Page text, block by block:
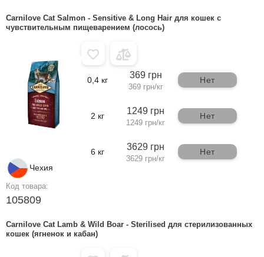
Carnilove Cat Salmon - Sensitive & Long Hair для кошек с
чувствительным пищеварением (лосось)
Чехия
Код товара:
105809
0,4 кг 369 грн
369 грн/кг
Нет
2 кг 1249 грн
1249 грн/кг
Нет
6 кг 3629 грн
3629 грн/кг
Нет
Carnilove Cat Lamb & Wild Boar - Sterilised для стерилизованных
кошек (ягненок и кабан)